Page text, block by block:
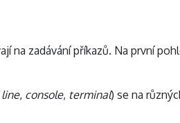
na zadávání příkazů. Na první
, console, terminal) se na